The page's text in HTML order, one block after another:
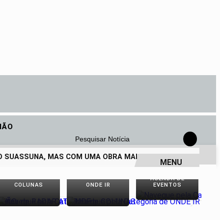
Pesquisar Notícia
MAS COM UMA OBRA MAIS VIVA DO QUE NUNCA
MENU
COLUNAS ONDE IR
AGENDA DE
EVENTOS